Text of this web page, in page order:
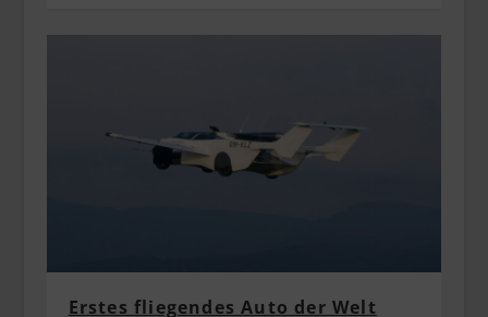
Erstes fliegendes Auto der Welt